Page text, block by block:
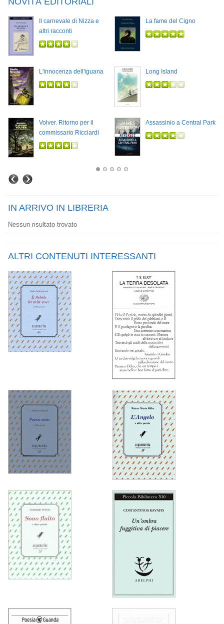
Il carnevale di Nizza e
altri racconti
La fame del Cigno
L'innocenza dell'iguana Long Island
Volver. Ritorno per il
commissario Ricciardi
Assassinio a Central Park
IN ARRIVO IN LIBRERIA
Nessun risultato trovato
ALTRI CONTENUTI INTERESSANTI